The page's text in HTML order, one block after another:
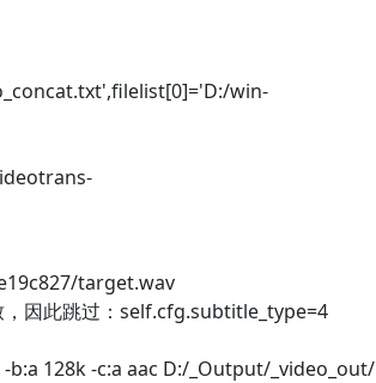
win-
target.wav
，因此跳过：self.cfg.subtitle_type=4
128k -c:a aac D:/_Output/_video_out/